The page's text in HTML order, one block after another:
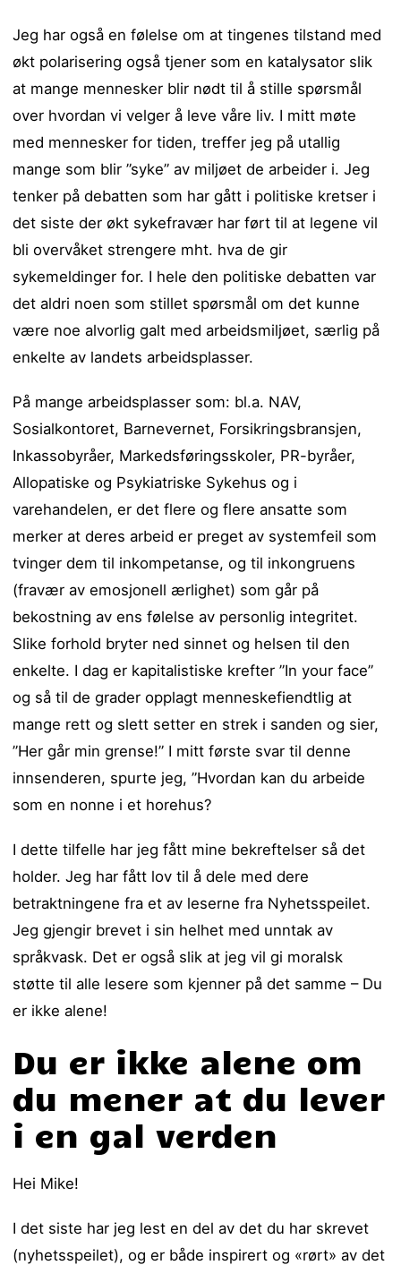
Jeg har også en følelse om at tingenes tilstand med
økt polarisering også tjener som en katalysator slik
at mange mennesker blir nødt til å stille spørsmål
over hvordan vi velger å leve våre liv. I mitt møte
med mennesker for tiden, treffer jeg på utallig
mange som blir ”syke” av miljøet de arbeider i. Jeg
tenker på debatten som har gått i politiske kretser i
det siste der økt sykefravær har ført til at legene vil
bli overvåket strengere mht. hva de gir
sykemeldinger for. I hele den politiske debatten var
det aldri noen som stillet spørsmål om det kunne
være noe alvorlig galt med arbeidsmiljøet, særlig på
enkelte av landets arbeidsplasser.
På mange arbeidsplasser som: bl.a. NAV,
Sosialkontoret, Barnevernet, Forsikringsbransjen,
Inkassobyråer, Markedsføringsskoler, PR-byråer,
Allopatiske og Psykiatriske Sykehus og i
varehandelen, er det flere og flere ansatte som
merker at deres arbeid er preget av systemfeil som
tvinger dem til inkompetanse, og til inkongruens
(fravær av emosjonell ærlighet) som går på
bekostning av ens følelse av personlig integritet.
Slike forhold bryter ned sinnet og helsen til den
enkelte. I dag er kapitalistiske krefter ”In your face”
og så til de grader opplagt menneskefiendtlig at
mange rett og slett setter en strek i sanden og sier,
”Her går min grense!” I mitt første svar til denne
innsenderen, spurte jeg, ”Hvordan kan du arbeide
som en nonne i et horehus?
I dette tilfelle har jeg fått mine bekreftelser så det
holder. Jeg har fått lov til å dele med dere
betraktningene fra et av leserne fra Nyhetsspeilet.
Jeg gjengir brevet i sin helhet med unntak av
språkvask. Det er også slik at jeg vil gi moralsk
støtte til alle lesere som kjenner på det samme – Du
er ikke alene!
Du er ikke alene om
du mener at du lever
i en gal verden
Hei Mike!
I det siste har jeg lest en del av det du har skrevet
(nyhetsspeilet), og er både inspirert og «rørt» av det